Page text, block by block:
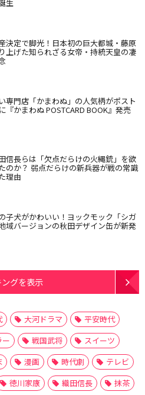
生
決定で脚光！日本初の巨大都城・藤原
上げた知られざる女帝・持統天皇の凄
専門店「かまわぬ」の人気柄がポスト
『かまわぬ POSTCARD BOOK』発売
信長らは「欠点だらけの火縄銃」を欲
のか？ 弱点だらけの新兵器が戦の常識
理由
子犬がかわいい！ヨックモック「シガ
域バージョンの秋田デザイン缶が新発
グを表示
大河ドラマ
平安時代
ー 戦国武将
スイーツ
漫画 時代劇
テレビ
徳川家康 織田信長
抹茶